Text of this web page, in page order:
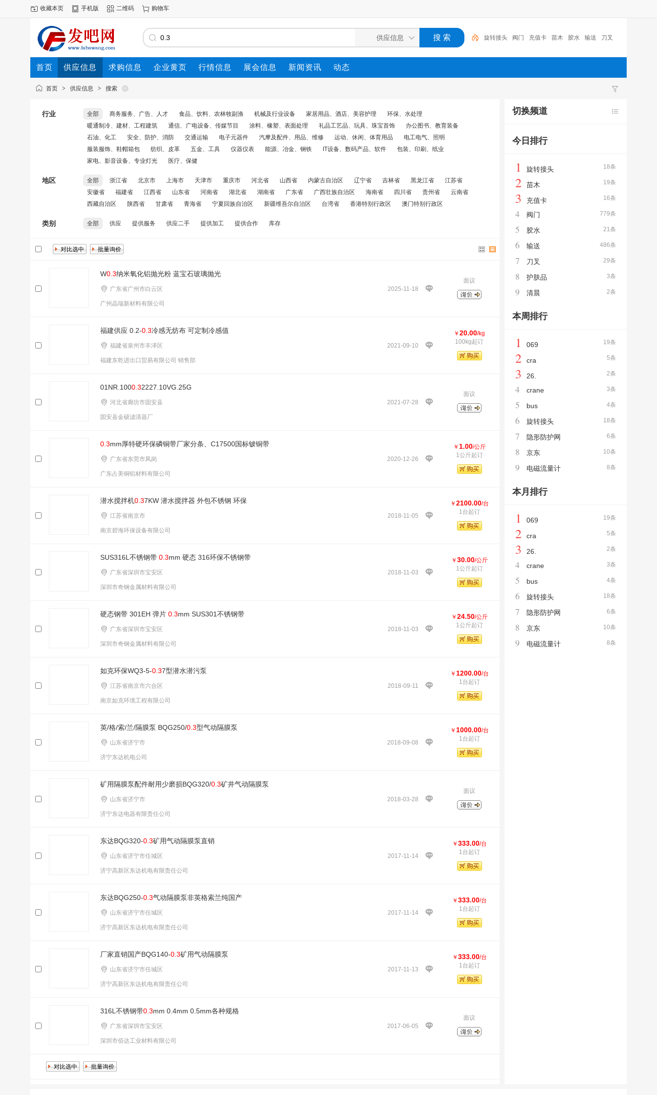
收藏本页 手机版 二维码 购物车
阀门 充值卡 苗木 胶水 输送 刀叉 胶带 隐形
防护网 润滑油 旋转接头
首页 供应信息 求购信息 企业黄页 行情信息 展会信息 新闻资讯 动态
首页 > 供应信息 > 搜索
行业 全部 商务服务、广告、人才 食品、饮料、农林牧副渔 机械及行业设备 家居用品、酒店、美容护理
环保、水处理
暖通制冷、建材、工程建筑
通信、广电设备、传媒节目 涂料、橡塑、表面处理 礼品工艺品、玩具、珠宝首饰
办公图书、教育装备
石油、化工
安全、防护、消防 交通运输 电子元器件 汽摩及配件、用品、维修 运动、休闲、体育用品
电工电气、照明
服装服饰、鞋帽箱包
纺织、皮革 五金、工具 仪器仪表 能源、冶金、钢铁 IT设备、数码产品、软件
包装、印刷、纸业
家电、影音设备、专业灯光
医疗、保健
地区 全部 浙江省 北京市 上海市 天津市 重庆市 河北省 山西省 内蒙古自治区 辽宁省 吉林省 黑龙江省
江苏省
安徽省
福建省 江西省 山东省 河南省 湖北省 湖南省 广东省 广西壮族自治区 海南省 四川省 贵州省
云南省
西藏自治区
陕西省 甘肃省 青海省 宁夏回族自治区 新疆维吾尔自治区 台湾省 香港特别行政区 澳门特别行政区
类别 全部 供应 提供服务 供应二手 提供加工 提供合作 库存
W0.3纳米氧化铝抛光粉 蓝宝石玻璃抛光
2025-11-18
广东省广州市白云区
广州晶瑞新材料有限公司
面议
福建供应 0.2-0.3冷感无纺布 可定制冷感值
2021-09-10
福建省泉州市丰泽区
福建东乾进出口贸易有限公司 销售部
￥ 20.00/kg
100kg起订
01NR.1000.32227.10VG.25G
2021-07-28
河北省廊坊市固安县
固安县金硕滤清器厂
面议
0.3mm厚特硬环保磷铜带厂家分条、C17500国标铍铜带
2020-12-26
广东省东莞市凤岗
广东占美铜铝材料有限公司
￥ 1.00/公斤
1公斤起订
潜水搅拌机0.37KW 潜水搅拌器 外包不锈钢 环保
2018-11-05
江苏省南京市
南京碧海环保设备有限公司
￥ 2100.00/台
1台起订
SUS316L不锈钢带 0.3mm 硬态 316环保不锈钢带
2018-11-03
广东省深圳市宝安区
深圳市奇钢金属材料有限公司
￥ 30.00/公斤
1公斤起订
硬态钢带 301EH 弹片 0.3mm SUS301不锈钢带
2018-11-03
广东省深圳市宝安区
深圳市奇钢金属材料有限公司
￥ 24.50/公斤
1公斤起订
如克环保WQ3-5-0.37型潜水潜污泵
2018-09-11
江苏省南京市六合区
南京如克环境工程有限公司
￥ 1200.00/台
1台起订
英/格/索/兰/隔膜泵 BQG250/0.3型气动隔膜泵
2018-09-08
山东省济宁市
济宁东达机电公司
￥ 1000.00/台
1台起订
矿用隔膜泵配件耐用少磨损BQG320/0.3矿井气动隔膜泵
2018-03-28
山东省济宁市
济宁东达电器有限责任公司
面议
东达BQG320-0.3矿用气动隔膜泵直销
2017-11-14
山东省济宁市任城区
济宁高新区东达机电有限责任公司
￥ 333.00/台
1台起订
东达BQG250-0.3气动隔膜泵非英格索兰纯国产
2017-11-14
山东省济宁市任城区
济宁高新区东达机电有限责任公司
￥ 333.00/台
1台起订
厂家直销国产BQG140-0.3矿用气动隔膜泵
2017-11-13
山东省济宁市任城区
济宁高新区东达机电有限责任公司
￥ 333.00/台
1台起订
316L不锈钢带0.3mm 0.4mm 0.5mm各种规格
2017-06-05
广东省深圳市宝安区
深圳市佰达工业材料有限公司
面议
切换频道
今日排行
18条
1 旋转接头
19条
2 苗木
16条
3 充值卡
779条
4 阀门
21条
5 胶水
486条
6 输送
29条
7 刀叉
3条
8 护肤品
2条
9 清晨
本周排行
19条
1 069
5条
2 cra
2条
3 26.
3条
4 crane
4条
5 bus
18条
6 旋转接头
6条
7 隐形防护网
10条
8 京东
8条
9 电磁流量计
本月排行
19条
1 069
5条
2 cra
2条
3 26.
3条
4 crane
4条
5 bus
18条
6 旋转接头
6条
7 隐形防护网
10条
8 京东
8条
9 电磁流量计